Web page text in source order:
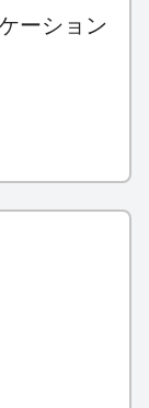
ーション